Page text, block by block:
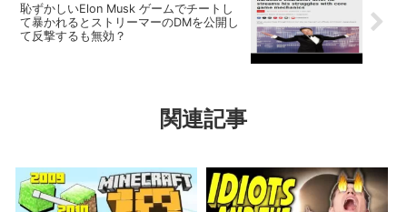
恥ずかしいElon Musk ゲームでチートし
て暴かれるとストリーマーのDMを公開し
て反撃するも無効？
関連記事